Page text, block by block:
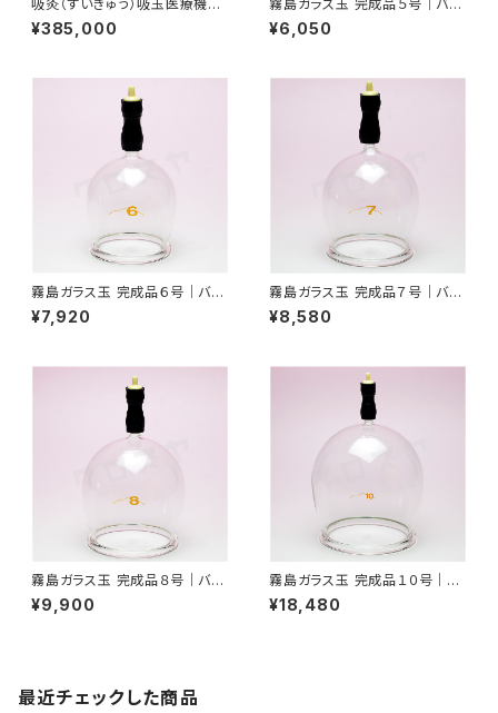
吸灸（すいきゅう）吸玉医療機器
｜吸灸
¥385,000
霧島ガラス玉 完成品５号｜バン
キーにも使用可能｜吸灸
¥6,050
霧島ガラス玉 完成品６号｜バン
キーにも使用可能｜吸灸
¥7,920
霧島ガラス玉 完成品７号｜バン
キーにも使用可能｜吸灸
¥8,580
霧島ガラス玉 完成品８号｜バン
キーにも使用可能｜吸灸
¥9,900
霧島ガラス玉 完成品１０号｜バ
ンキーにも使用可能｜吸灸
¥18,480
最近チェックした商品